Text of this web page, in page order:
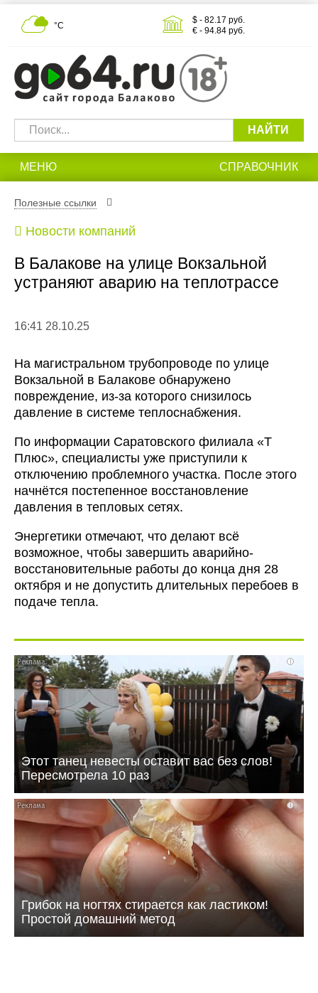
°С
$ - 82.17 руб.
€ - 94.84 руб.
НАЙТИ
МЕНЮ СПРАВОЧНИК
Полезные ссылки
Новости компаний
В Балакове на улице Вокзальной
устраняют аварию на теплотрассе
16:41 28.10.25
На магистральном трубопроводе по улице
Вокзальной в Балакове обнаружено
повреждение, из-за которого снизилось
давление в системе теплоснабжения.
По информации Саратовского филиала «Т
Плюс», специалисты уже приступили к
отключению проблемного участка. После этого
начнётся постепенное восстановление
давления в тепловых сетях.
Энергетики отмечают, что делают всё
возможное, чтобы завершить аварийно-
восстановительные работы до конца дня 28
октября и не допустить длительных перебоев в
подаче тепла.
i
Этот танец невесты оставит вас без слов!
Пересмотрела 10 раз
i
Грибок на ногтях стирается как ластиком!
Простой домашний метод